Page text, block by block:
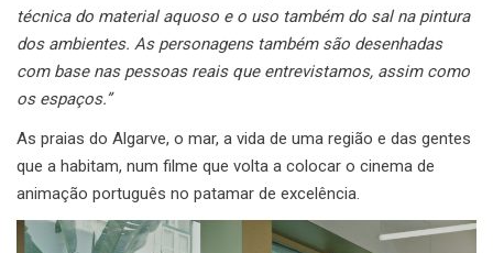
técnica do material aquoso e o uso também do sal na pintura
dos ambientes. As personagens também são desenhadas
com base nas pessoas reais que entrevistamos, assim como
os espaços.”
As praias do Algarve, o mar, a vida de uma região e das gentes
que a habitam, num filme que volta a colocar o cinema de
animação português no patamar de excelência.